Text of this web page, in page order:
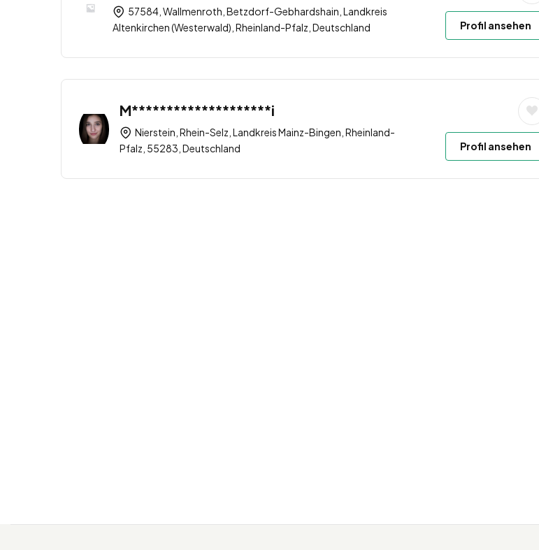
57584, Wallmenroth, Betzdorf-Gebhardshain, Landkreis
Altenkirchen (Westerwald), Rheinland-Pfalz, Deutschland
Profil ansehen
M********************i
Nierstein, Rhein-Selz, Landkreis Mainz-Bingen, Rheinland-
Pfalz, 55283, Deutschland
Profil ansehen